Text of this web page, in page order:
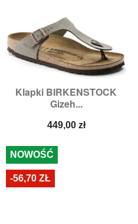
Klapki BIRKENSTOCK
Gizeh...
Cena
449,00 zł
NOWOŚĆ
-56,70 ZŁ